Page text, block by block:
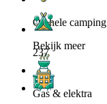
Op hele camping
Bekijk meer
Gas & elektra
237